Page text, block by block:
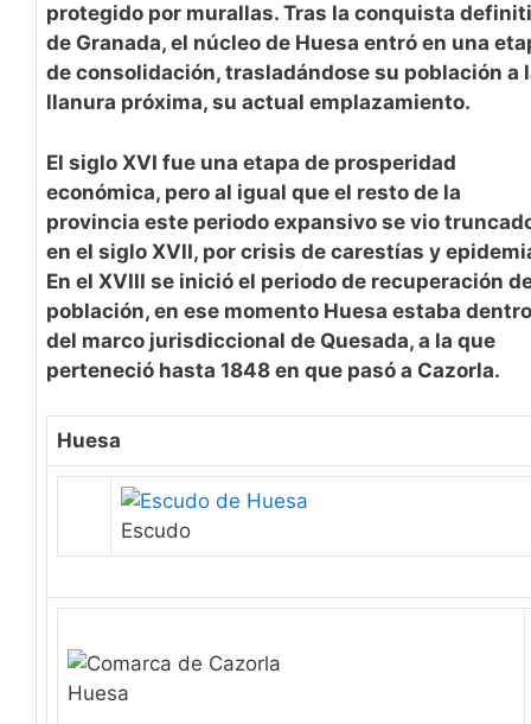
protegido por murallas. Tras la conquista
de Granada, el núcleo de Huesa entró en una
de consolidación, trasladándose su población a
llanura próxima, su actual emplazamiento.
El siglo XVI fue una etapa de prosperidad
económica, pero al igual que el resto de la
provincia este periodo expansivo se vio
en el siglo XVII, por crisis de carestías y
En el XVIII se inició el periodo de recuperación
población, en ese momento Huesa estaba dentro
del marco jurisdiccional de Quesada, a la que
perteneció hasta 1848 en que pasó a Cazorla.
Huesa
Escudo
Huesa